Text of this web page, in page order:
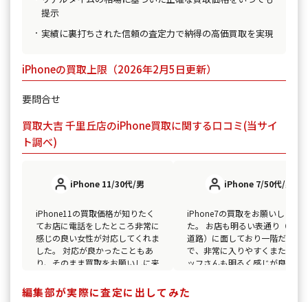
提示
実績に裏打ちされた信頼の査定力で納得の高価買取を実現
iPhoneの買取上限（2026年2月5日更新）
要問合せ
買取大吉 千里丘店のiPhone買取に関する口コミ(当サイ
ト調べ)
iPhone 11/30代/男
iPhone11の買取価格が知りたく
てお店に電話をしたところ非常に
感じの良い女性が対応してくれま
した。 対応が良かったこともあ
り、そのまま買取をお願いしに来
駐車場も1台分だけあり便利でし
iPhone 7/50代/男
iPhone7の買取をお願いしまし
た。 お店も明るい表通り（産業
道路）に面しており一階だった
で、非常に入りやすくまた、ス
ッフさんも明るく感じが良かっ
編集部が実際に査定に出してみた